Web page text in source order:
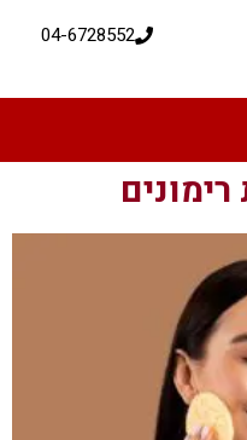
04-6728552